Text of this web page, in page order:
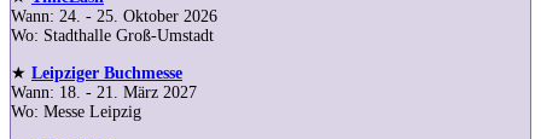
Wann: 24. - 25. Oktober 2026
Wo: Stadthalle Groß-Umstadt
★ Leipziger Buchmesse
Wann: 18. - 21. März 2027
Wo: Messe Leipzig